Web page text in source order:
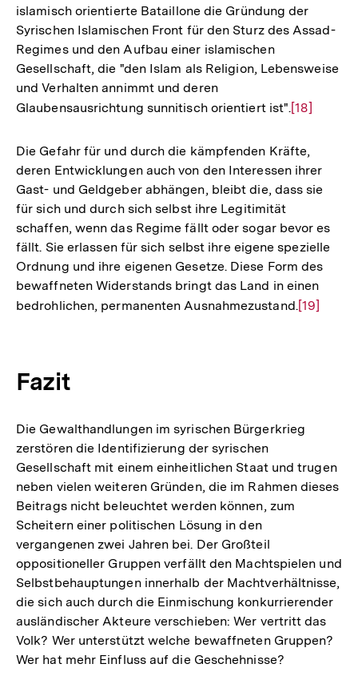
islamisch orientierte Bataillone die Gründung der
Syrischen Islamischen Front für den Sturz des Assad-
Regimes und den Aufbau einer islamischen
Gesellschaft, die "den Islam als Religion, Lebensweise
und Verhalten annimmt und deren
Glaubensausrichtung sunnitisch orientiert ist".Zur
der
Fußnote
[18]
Die Gefahr für und durch die kämpfenden Kräfte,
deren Entwicklungen auch von den Interessen ihrer
Gast- und Geldgeber abhängen, bleibt die, dass sie
für sich und durch sich selbst ihre Legitimität
schaffen, wenn das Regime fällt oder sogar bevor es
fällt. Sie erlassen für sich selbst ihre eigene spezielle
Ordnung und ihre eigenen Gesetze. Diese Form des
bewaffneten Widerstands bringt das Land in einen
bedrohlichen, permanenten Ausnahmezustand.Zur
[19]
Fazit
Die Gewalthandlungen im syrischen Bürgerkrieg
zerstören die Identifizierung der syrischen
Gesellschaft mit einem einheitlichen Staat und trugen
neben vielen weiteren Gründen, die im Rahmen dieses
Beitrags nicht beleuchtet werden können, zum
Scheitern einer politischen Lösung in den
vergangenen zwei Jahren bei. Der Großteil
oppositioneller Gruppen verfällt den Machtspielen und
Selbstbehauptungen innerhalb der Machtverhältnisse,
die sich auch durch die Einmischung konkurrierender
ausländischer Akteure verschieben: Wer vertritt das
Volk? Wer unterstützt welche bewaffneten Gruppen?
Wer hat mehr Einfluss auf die Geschehnisse?